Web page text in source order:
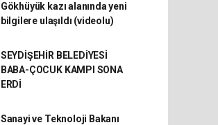
Gökhüyük kazı alanında yeni
bilgilere ulaşıldı (videolu)
SEYDİŞEHİR BELEDİYESİ
BABA-ÇOCUK KAMPI SONA
ERDİ
Sanayi ve Teknoloji Bakanı